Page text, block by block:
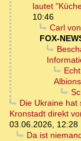
lautet
10:46
Carl
FOX-
Die Ukraine hat
Kronstadt direkt
03.06.2026, 12:28
Da ist